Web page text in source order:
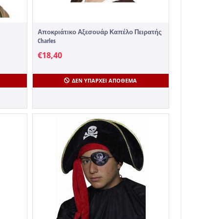
Αποκριάτικο Αξεσουάρ Καπέλο Πειρατής
Charles
€18,40
ΔΕΝ ΥΠΆΡΧΕΙ ΑΠΌΘΕΜΑ